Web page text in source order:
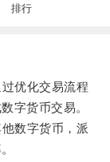
排行
优化交易流程
字货币交易。
数字货币，派